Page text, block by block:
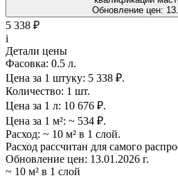
Обновление цен:
5 338 ₽
i
Детали цены
Фасовка: 0.5 л.
Цена за 1 штуку: 5 338 ₽.
Количество: 1 шт.
Цена за 1 л: 10 676 ₽.
Цена за 1 м²: ~ 534 ₽.
Расход: ~ 10 м² в 1 слой.
Расход рассчитан для самого
Обновление цен: 13.01.2026 г.
~ 10 м² в 1 слой